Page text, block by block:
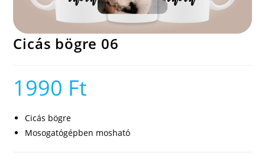
Cicás bögre 06
1990 Ft
Cicás bögre
Mosogatógépben mosható